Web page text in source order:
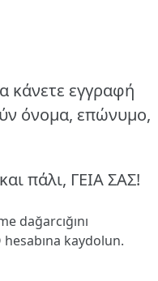
εγγραφή
όνομα, επώνυμο,
πάλι, ΓΕΙΑ ΣΑΣ!
dağarcığını
kaydolun.